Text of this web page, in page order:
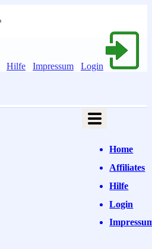
Hilfe Impressum Login
Home
Affiliates
Hilfe
Login